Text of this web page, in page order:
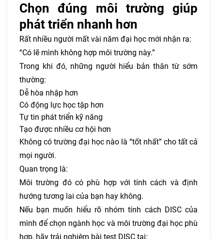
Chọn đúng môi trường giúp
phát triển nhanh hơn
Rất nhiều người mất vài năm đại học mới nhận ra:
“Có lẽ mình không hợp môi trường này.”
Trong khi đó, những người hiểu bản thân từ sớm
thường:
Dễ hòa nhập hơn
Có động lực học tập hơn
Tự tin phát triển kỹ năng
Tạo được nhiều cơ hội hơn
Không có trường đại học nào là “tốt nhất” cho tất cả
mọi người.
Quan trọng là:
Môi trường đó có phù hợp với tính cách và định
hướng tương lai của bạn hay không.
Nếu bạn muốn hiểu rõ nhóm tính cách DISC của
mình để chọn ngành học và môi trường đại học phù
hợp, hãy trải nghiệm bài test DISC tại: